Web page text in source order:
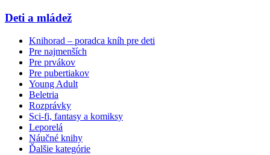
Deti a mládež
Knihorad – poradca kníh pre deti
Pre najmenších
Pre prvákov
Pre pubertiakov
Young Adult
Beletria
Rozprávky
Sci-fi, fantasy a komiksy
Leporelá
Náučné knihy
Ďalšie kategórie